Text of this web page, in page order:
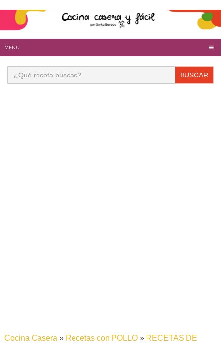
MENU
Buscar:
Cocina Casera» Recetas con POLLO» RECETAS DE